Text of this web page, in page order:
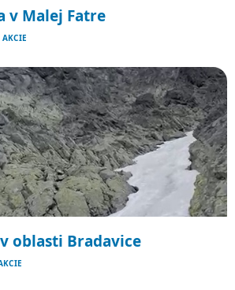
v Malej Fatre
oblasti Bradavice